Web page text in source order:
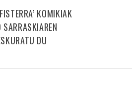
KOMIKIAK
DU